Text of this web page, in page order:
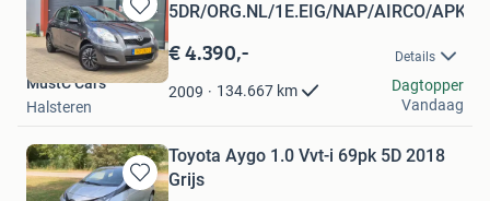
Bewaren
in
Mijn
Favorieten
5DR/ORG.NL/1E.EIG/NAP/AIRCO/APK
€ 4.390,- Details
2009 134.667 km
MustC Cars
Halsteren
Dagtopper
Vandaag
Bewaren
Toyota Aygo 1.0 Vvt-i 69pk 5D 2018
Grijs